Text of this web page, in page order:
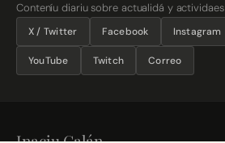
Conteníu diariu sobre actualidá y actividaes
X / Twitter Facebook Instagram
YouTube Twitch Correo